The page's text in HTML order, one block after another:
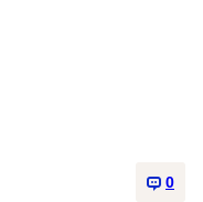
0